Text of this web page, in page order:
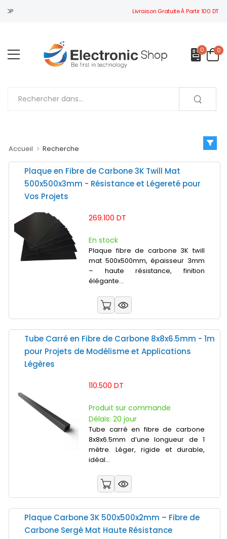
BIENVENUE À ELECTRONIC SHOPLivraison Gratuite À Partir 100 DT
0 0
Accueil Recherche
Plaque en Fibre de Carbone 3K Twill Mat
500x500x3mm - Résistance et Légereté pour
Vos Projets
269.100 DT
En stock
Plaque fibre de carbone 3K twill
mat 500x500mm, épaisseur 3mm
– haute résistance, finition
élégante...
Tube Carré en Fibre de Carbone 8x8x6.5mm - 1m
pour Projets de Modélisme et Applications
Légères
110.500 DT
Produit sur commande
Délais: 20 jour
Tube carré en fibre de carbone
8x8x6.5mm d’une longueur de 1
mètre. Léger, rigide et durable,
idéal...
Plaque Carbone 3K 500x500x2mm – Fibre de
Carbone Sergé Mat Haute Résistance